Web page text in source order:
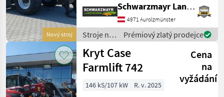
Nový stroj
norma) – Štandardný
chladiaci systém –
ventilátor – Motor 96 kW /
145 PS, stupeň V
Prevodovka
Schwarzmayr Landtechnik GmbH - Aurolzmünster
4971 Aurolzmünster
Stroje na
stavbu /
Case IH
Prémiový zlatý prodejce
Kryt Case
Farmlift 742
Cena
na
vyžádání
146 kS/107 kW
R. v. 2025